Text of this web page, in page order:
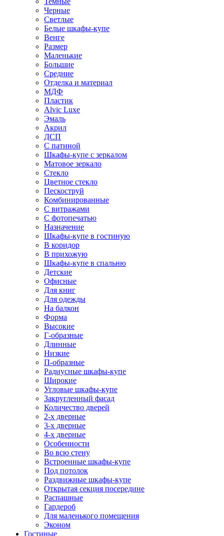
Черные
Светлые
Белые шкафы-купе
Венге
Размер
Маленькие
Большие
Средние
Отделка и материал
МДФ
Пластик
Alvic Luxe
Эмаль
Акрил
ДСП
С патиной
Шкафы-купе с зеркалом
Матовое зеркало
Стекло
Цветное стекло
Пескоструй
Комбинированные
С витражами
С фотопечатью
Назначение
Шкафы-купе в гостиную
В коридор
В прихожую
Шкафы-купе в спальню
Детские
Офисные
Для книг
Для одежды
На балкон
Форма
Высокие
Г-образные
Длинные
Низкие
П-образные
Радиусные шкафы-купе
Широкие
Угловые шкафы-купе
Закругленный фасад
Количество дверей
2-х дверные
3-х дверные
4-х дверные
Особенности
Во всю стену
Встроенные шкафы-купе
Под потолок
Раздвижные шкафы-купе
Открытая секция посередине
Распашные
Гардероб
Для маленького помещения
Эконом
Гостиные